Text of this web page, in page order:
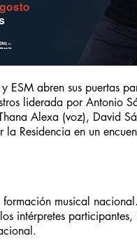
ESM abren sus puertas
liderada por Antonio
Alexa (voz), David
Residencia en un
musical
intérpretes